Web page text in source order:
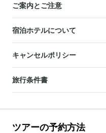
ご案内とご注意
宿泊ホテルについて
キャンセルポリシー
旅行条件書
ツアーの予約方法